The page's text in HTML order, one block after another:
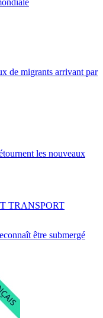
de migrants arrivant par
les nouveaux
être submergé
TRANSPORT